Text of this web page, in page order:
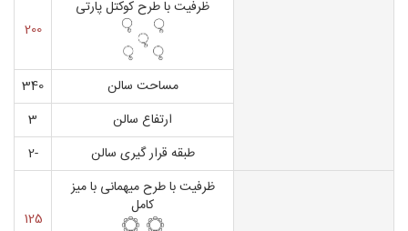
ظرفیت با طرح کوکتل پارتی
200
مساحت سالن
340
ارتفاع سالن
3
طبقه قرار گیری سالن
-2
ظرفیت با طرح میهمانی با میز
کامل
125